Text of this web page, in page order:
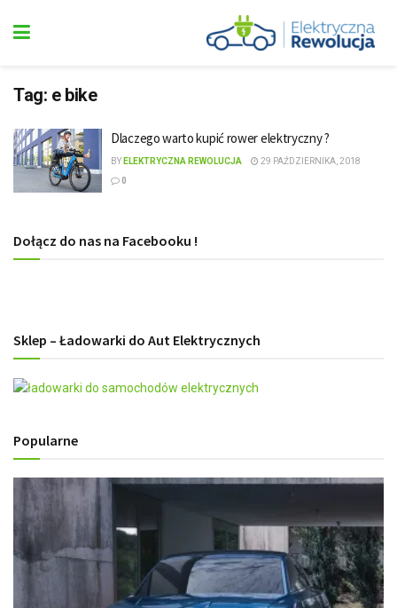
Tag: e bike
Dlaczego warto kupić rower elektryczny ?
BY ELEKTRYCZNA REWOLUCJA
29 PAŹDZIERNIKA, 2018
0
Dołącz do nas na Facebooku !
Sklep – Ładowarki do Aut Elektrycznych
Popularne